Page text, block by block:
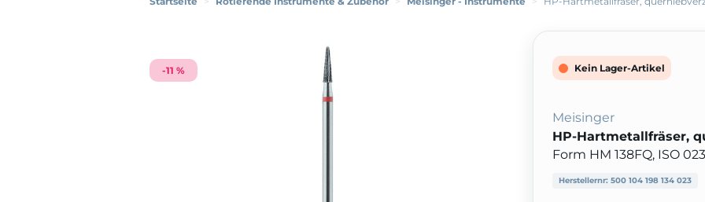
-11 % Kein Lager-Artikel
Meisinger
HP-Hartmetallfräser,
Form HM 138FQ, ISO
Herstellernr: 500 104 198 134 023